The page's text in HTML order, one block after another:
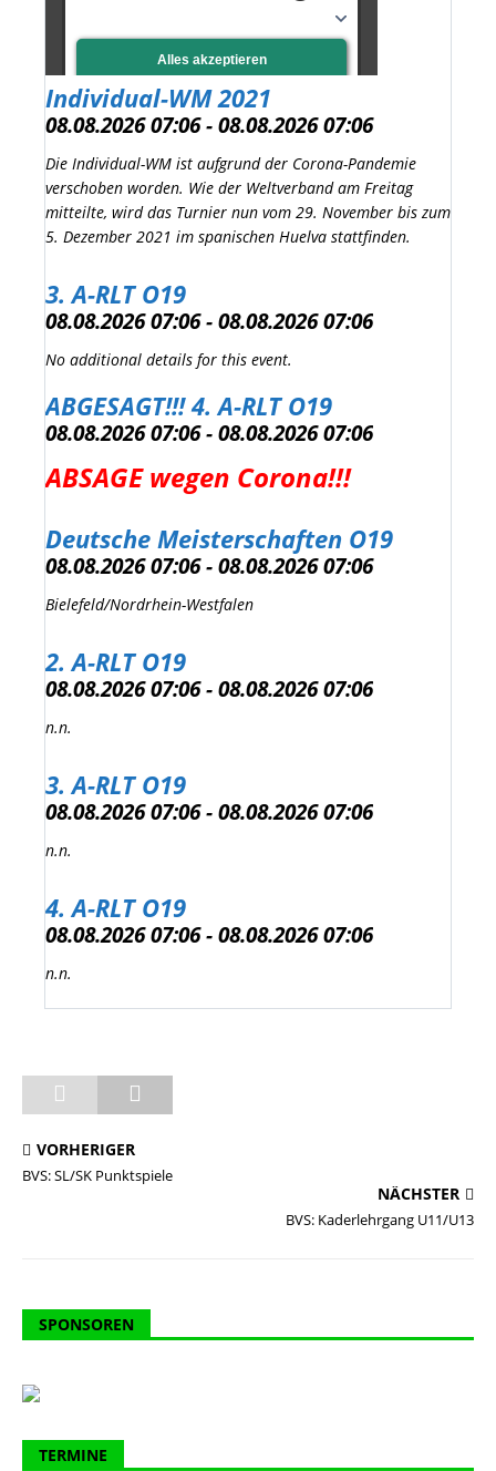
Individual-WM 2021
08.08.2026 07:06 - 08.08.2026 07:06
Die Individual-WM ist aufgrund der Corona-Pandemie
verschoben worden. Wie der Weltverband am Freitag
mitteilte, wird das Turnier nun vom 29. November bis zum
5. Dezember 2021 im spanischen Huelva stattfinden.
3. A-RLT O19
08.08.2026 07:06 - 08.08.2026 07:06
No additional details for this event.
ABGESAGT!!! 4. A-RLT O19
08.08.2026 07:06 - 08.08.2026 07:06
ABSAGE wegen Corona!!!
Deutsche Meisterschaften O19
08.08.2026 07:06 - 08.08.2026 07:06
Bielefeld/Nordrhein-Westfalen
2. A-RLT O19
08.08.2026 07:06 - 08.08.2026 07:06
n.n.
3. A-RLT O19
08.08.2026 07:06 - 08.08.2026 07:06
n.n.
4. A-RLT O19
08.08.2026 07:06 - 08.08.2026 07:06
n.n.
VORHERIGER
BVS: SL/SK Punktspiele
NÄCHSTER
BVS: Kaderlehrgang U11/U13
SPONSOREN
TERMINE